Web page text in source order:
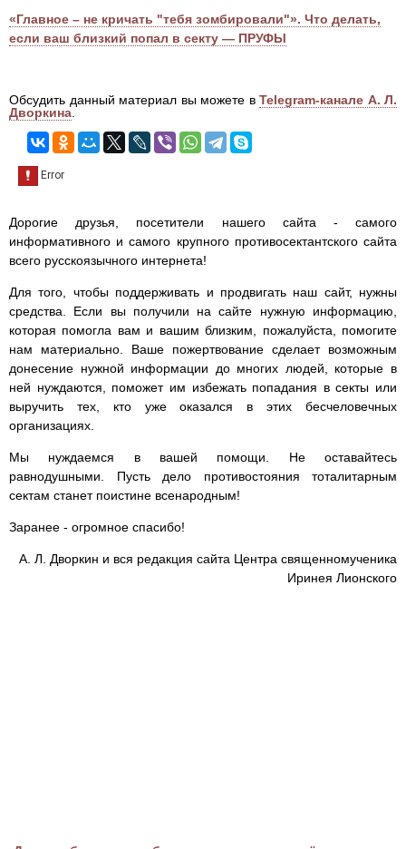
«Главное – не кричать "тебя зомбировали"». Что делать,
если ваш близкий попал в секту — ПРУФЫ
Обсудить данный материал вы можете в Telegram-канале А. Л.
Дворкина
Дорогие друзья, посетители нашего сайта - самого
информативного и самого крупного противосектантского сайта
всего русскоязычного интернета!
Для того, чтобы поддерживать и продвигать наш сайт, нужны
средства. Если вы получили на сайте нужную информацию,
которая помогла вам и вашим близким, пожалуйста, помогите
нам материально. Ваше пожертвование сделает возможным
донесение нужной информации до многих людей, которые в
ней нуждаются, поможет им избежать попадания в секты или
выручить тех, кто уже оказался в этих бесчеловечных
организациях.
Мы нуждаемся в вашей помощи. Не оставайтесь
равнодушными. Пусть дело противостояния тоталитарным
сектам станет поистине всенародным!
Заранее - огромное спасибо!
А. Л. Дворкин и вся редакция сайта Центра священномученика
Иринея Лионского